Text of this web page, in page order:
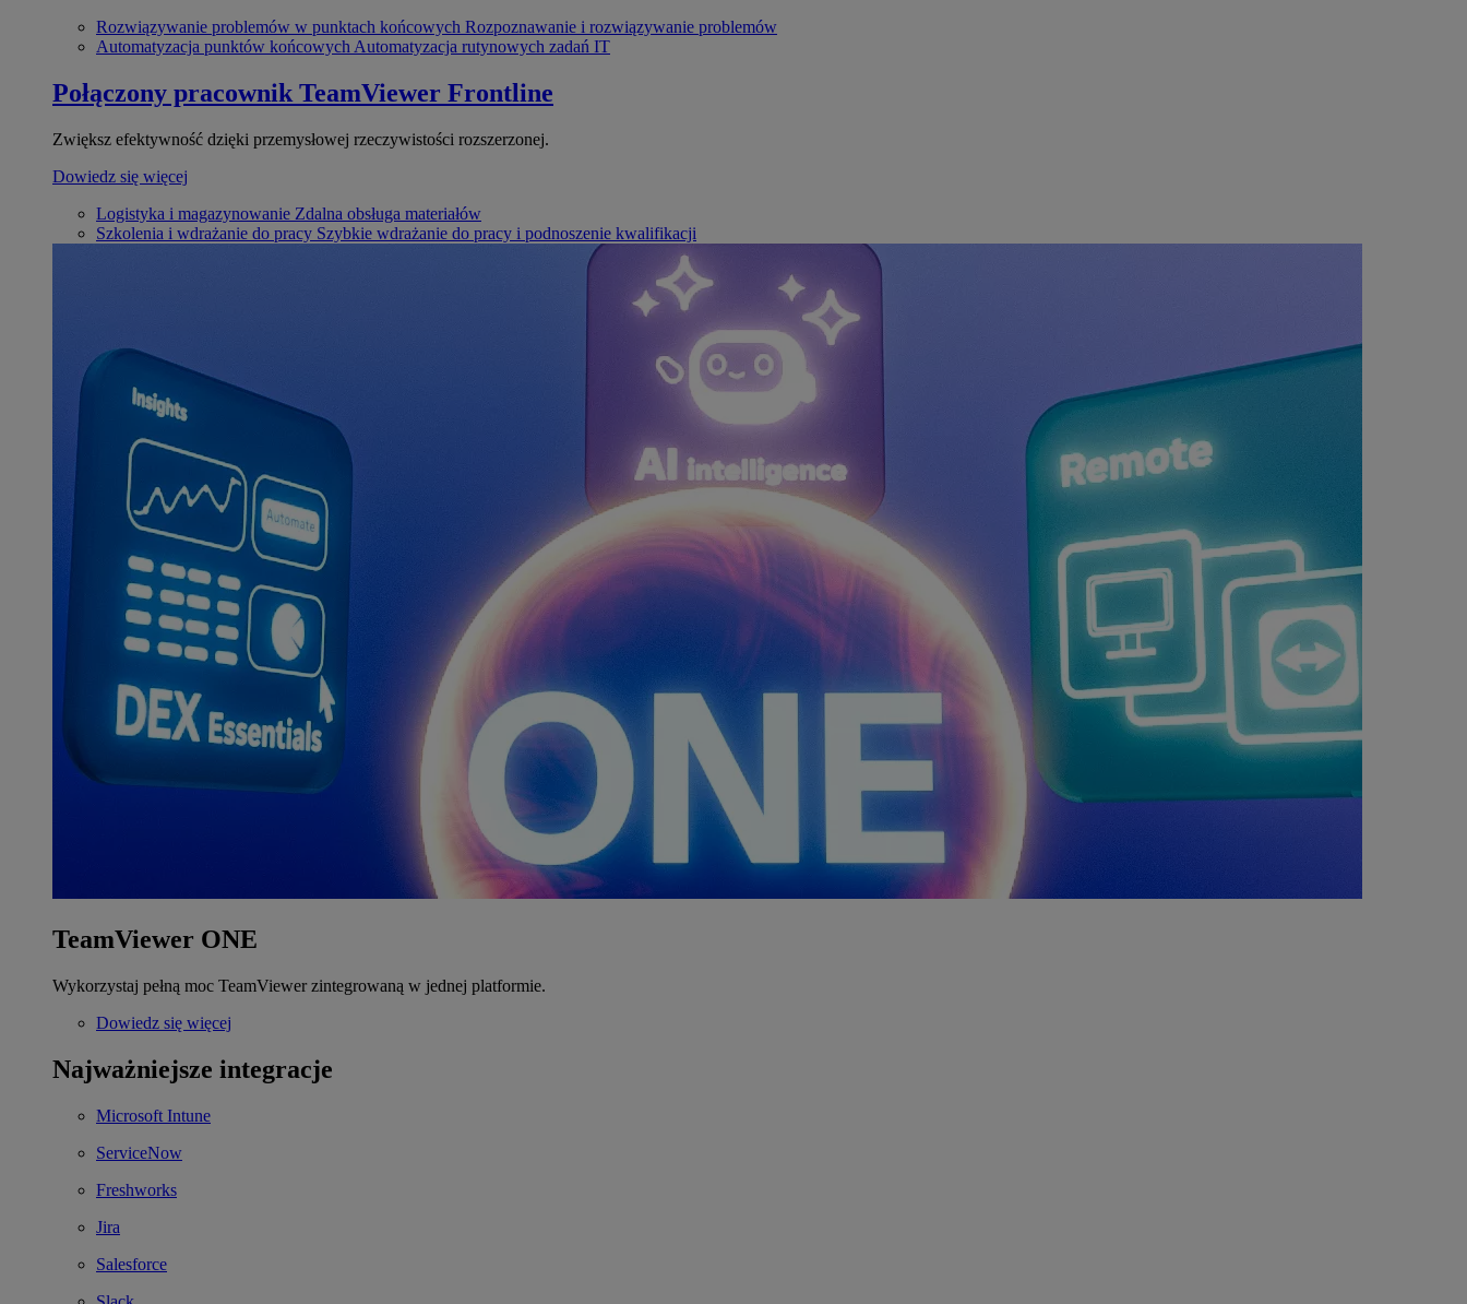
Rozwiązywanie problemów w punktach końcowych Rozpoznawanie i rozwiązywanie problemów
Automatyzacja punktów końcowych Automatyzacja rutynowych zadań IT
Połączony pracownik TeamViewer Frontline
Zwiększ efektywność dzięki przemysłowej rzeczywistości rozszerzonej.
Dowiedz się więcej
Logistyka i magazynowanie Zdalna obsługa materiałów
Szkolenia i wdrażanie do pracy Szybkie wdrażanie do pracy i podnoszenie kwalifikacji
TeamViewer ONE
Wykorzystaj pełną moc TeamViewer zintegrowaną w jednej platformie.
Dowiedz się więcej
Najważniejsze integracje
Microsoft Intune
ServiceNow
Freshworks
Jira
Salesforce